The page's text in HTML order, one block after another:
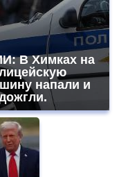
В Химках на
напали и